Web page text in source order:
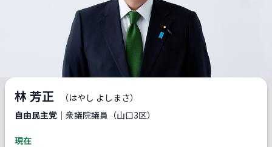
林 芳正
（はやし よしまさ）
自由民主党 ｜衆議院議員（山口3区）
現在